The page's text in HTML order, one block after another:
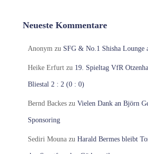
Neueste Kommentare
Anonym zu SFG & No.1 Shisha Lounge
Heike Erfurt zu 19. Spieltag VfR
Bliestal 2 : 2 (0 : 0)
Bernd Backes zu Vielen Dank an Björn
Sponsoring
Sediri Mouna zu Harald Bermes bleibt